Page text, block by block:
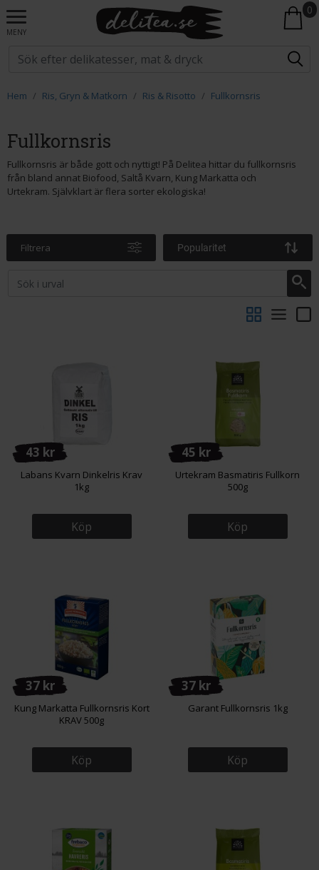
MENY
0
Hem Ris, Gryn & Matkorn Ris & Risotto Fullkornsris
Fullkornsris
Fullkornsris är både gott och nyttigt! På Delitea hittar du fullkornsris
från bland annat Biofood, Saltå Kvarn, Kung Markatta och
Urtekram. Självklart är flera sorter ekologiska!
Filtrera Popularitet
43 kr
Labans Kvarn Dinkelris Krav
1kg
Köp
45 kr
Urtekram Basmatiris Fullkorn
500g
Köp
37 kr
Kung Markatta Fullkornsris Kort
KRAV 500g
Köp
37 kr
Garant Fullkornsris 1kg
Köp